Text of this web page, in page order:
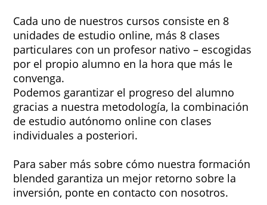
Cada uno de nuestros cursos consiste en 8
unidades de estudio online, más 8 clases
particulares con un profesor nativo – escogidas
por el propio alumno en la hora que más le
convenga.
Podemos garantizar el progreso del alumno
gracias a nuestra metodología, la combinación
de estudio autónomo online con clases
individuales a posteriori.
Para saber más sobre cómo nuestra formación
blended garantiza un mejor retorno sobre la
inversión, ponte en contacto con nosotros.